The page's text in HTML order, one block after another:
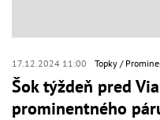
17.12.2024 11:00 Topky
Šok týždeň pred
prominentného